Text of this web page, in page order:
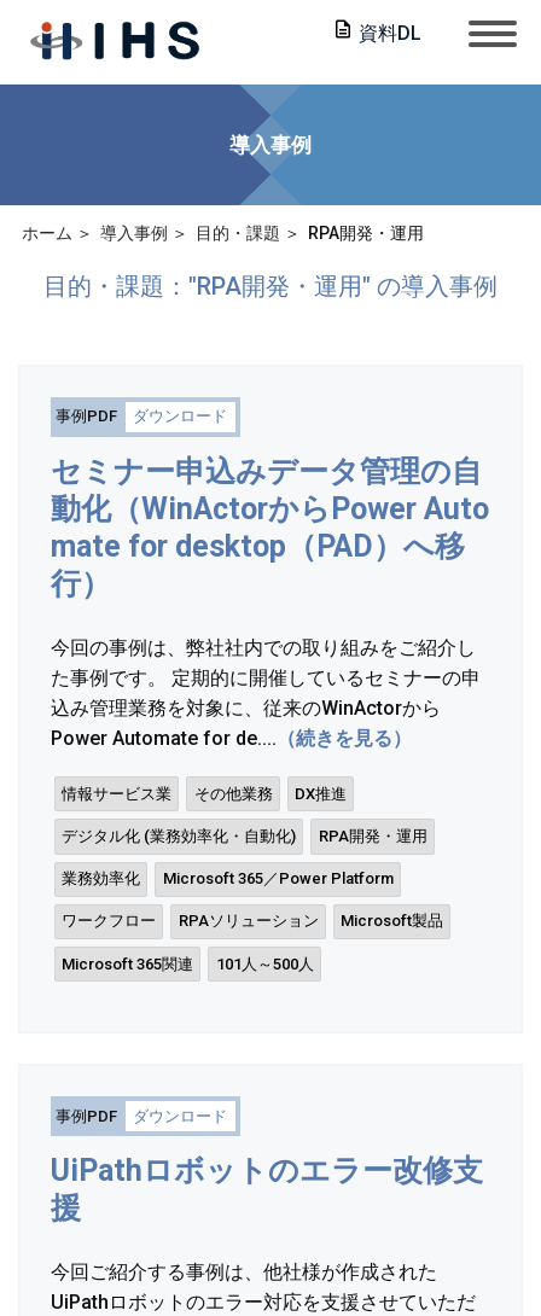
資料DL
導入事例
ホーム 導入事例 目的・課題 RPA開発・運用
目的・課題："RPA開発・運用" の導入事例
事例PDF ダウンロード
セミナー申込みデータ管理の自
動化（WinActorからPower Auto
mate for desktop（PAD）へ移
行）
今回の事例は、弊社社内での取り組みをご紹介し
た事例です。 定期的に開催しているセミナーの申
込み管理業務を対象に、従来のWinActorから
Power Automate for de.... （続きを見る）
情報サービス業 その他業務 DX推進
デジタル化 (業務効率化・自動化) RPA開発・運用
業務効率化 Microsoft 365／Power Platform
ワークフロー RPAソリューション Microsoft製品
Microsoft 365関連 101人～500人
事例PDF ダウンロード
UiPathロボットのエラー改修支
援
今回ご紹介する事例は、他社様が作成された
UiPathロボットのエラー対応を支援させていただ